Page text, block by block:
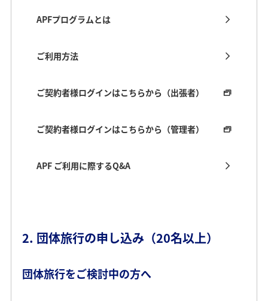
APFプログラムとは
ご利用方法
ご契約者様ログインはこちらから（出張者）
ご契約者様ログインはこちらから（管理者）
APF ご利用に際するQ&A
2. 団体旅行の申し込み（20名以上）
団体旅行をご検討中の方へ